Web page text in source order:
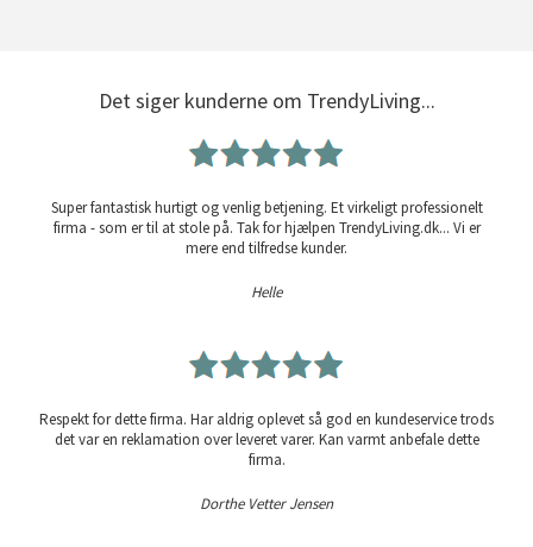
Det siger kunderne om TrendyLiving...
Super fantastisk hurtigt og venlig betjening. Et virkeligt professionelt
firma - som er til at stole på. Tak for hjælpen TrendyLiving.dk... Vi er
mere end tilfredse kunder.
Helle
Respekt for dette firma. Har aldrig oplevet så god en kundeservice trods
det var en reklamation over leveret varer. Kan varmt anbefale dette
firma.
Dorthe Vetter Jensen